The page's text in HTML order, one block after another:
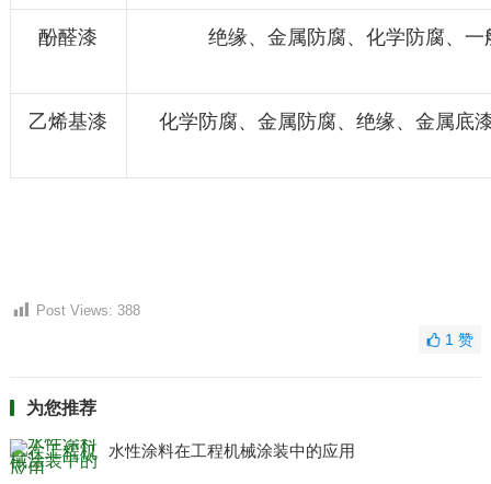
酚醛漆 绝缘、金属防腐、化学防腐、一
乙烯基漆 化学防腐、金属防腐、绝缘、金属底
Post Views: 388
1赞
为您推荐
水性涂料在工程机械涂装中的应用